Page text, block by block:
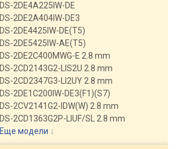
DS-2DE4A225IW-DE
DS-2DE2A404IW-DE3
DS-2DE4425IW-DE(T5)
DS-2DE5425IW-AE(T5)
DS-2DE2C400MWG-E 2.8 mm
DS-2CD2143G2-LIS2U 2.8 mm
DS-2CD2347G3-LI2UY 2.8 mm
DS-2DE1C200IW-DE3(F1)(S7)
DS-2CV2141G2-IDW(W) 2.8 mm
DS-2CD1363G2P-LIUF/SL 2.8 mm
Еще модели ↓